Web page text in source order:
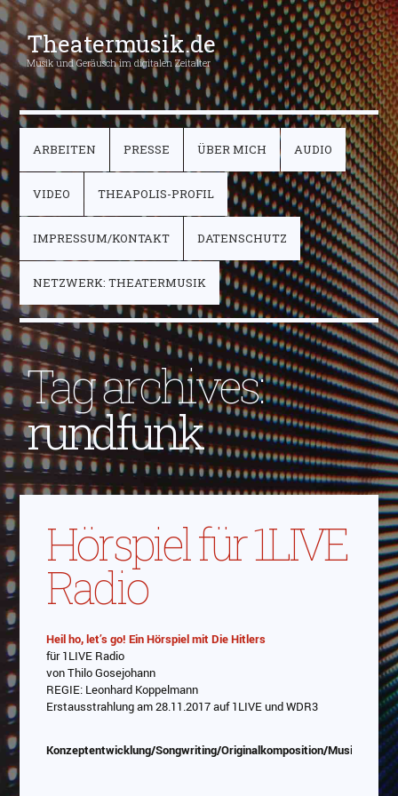
Theatermusik.de
Musik und Geräusch im digitalen Zeitalter
ARBEITEN PRESSE ÜBER MICH AUDIO
VIDEO THEAPOLIS-PROFIL
IMPRESSUM/KONTAKT DATENSCHUTZ
NETZWERK: THEATERMUSIK
Tag archives:
rundfunk
Hörspiel für 1LIVE
Radio
Heil ho, let’s go! Ein Hörspiel mit Die Hitlers
für 1LIVE Radio
von Thilo Gosejohann
REGIE: Leonhard Koppelmann
Erstausstrahlung am 28.11.2017 auf 1LIVE und WDR3
Konzeptentwicklung/Songwriting/Originalkomposition/